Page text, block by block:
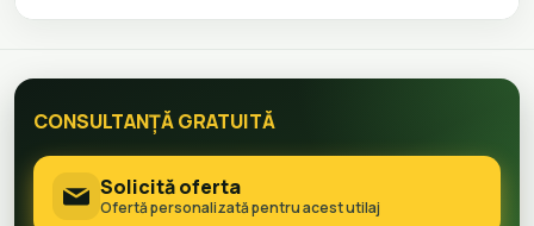
CONSULTANȚĂ GRATUITĂ
Solicită oferta
Ofertă personalizată pentru acest utilaj